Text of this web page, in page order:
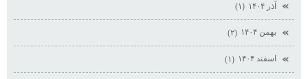
آذر ۱۴۰۴ (۱)
بهمن ۱۴۰۴ (۲)
اسفند ۱۴۰۴ (۱)